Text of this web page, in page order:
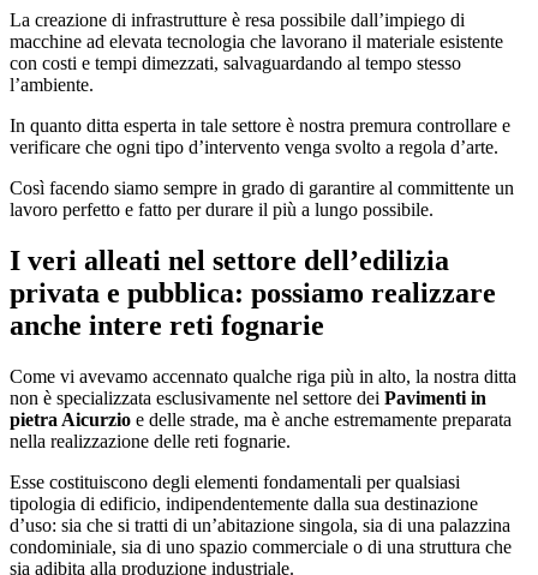
La creazione di infrastrutture è resa possibile dall’impiego di
macchine ad elevata tecnologia che lavorano il materiale esistente
con costi e tempi dimezzati, salvaguardando al tempo stesso
l’ambiente.
In quanto ditta esperta in tale settore è nostra premura controllare e
verificare che ogni tipo d’intervento venga svolto a regola d’arte.
Così facendo siamo sempre in grado di garantire al committente un
lavoro perfetto e fatto per durare il più a lungo possibile.
I veri alleati nel settore dell’edilizia
privata e pubblica: possiamo realizzare
anche intere reti fognarie
Come vi avevamo accennato qualche riga più in alto, la nostra ditta
non è specializzata esclusivamente nel settore dei Pavimenti in
pietra Aicurzio e delle strade, ma è anche estremamente preparata
nella realizzazione delle reti fognarie.
Esse costituiscono degli elementi fondamentali per qualsiasi
tipologia di edificio, indipendentemente dalla sua destinazione
d’uso: sia che si tratti di un’abitazione singola, sia di una palazzina
condominiale, sia di uno spazio commerciale o di una struttura che
sia adibita alla produzione industriale.